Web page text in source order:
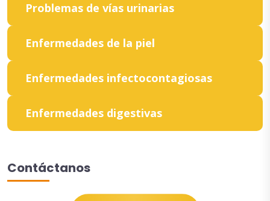
Problemas de vías urinarias
Enfermedades de la piel
Enfermedades infectocontagiosas
Enfermedades digestivas
Contáctanos